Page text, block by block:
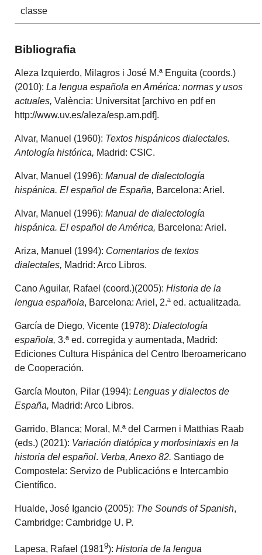
classe
Bibliografia
Aleza Izquierdo, Milagros i José M.ª Enguita (coords.)
(2010):La lengua española en América: normas y usos
actuales,València: Universitat [archivo en pdf en
http://www.uv.es/aleza/esp.am.pdf].
Alvar, Manuel (1960): Textos hispánicos dialectales.
Antología histórica, Madrid: CSIC.
Alvar, Manuel (1996):Manual de dialectología
hispánica. El español de España, Barcelona: Ariel.
Alvar, Manuel (1996):Manual de dialectología
hispánica. El español de América, Barcelona: Ariel.
Ariza, Manuel (1994): Comentarios de textos
dialectales, Madrid: Arco Libros.
Cano Aguilar, Rafael (coord.)(2005):Historia de la
lengua española, Barcelona: Ariel, 2.ª ed. actualitzada.
García de Diego, Vicente (1978):Dialectología
española,3.ª ed. corregida y aumentada, Madrid:
Ediciones Cultura Hispánica del Centro Iberoamericano
de Cooperación.
García Mouton, Pilar (1994):Lenguas y dialectos de
España, Madrid: Arco Libros.
Garrido, Blanca; Moral, M.ª del Carmen i Matthias Raab
(eds.) (2021): Variación diatópica y morfosintaxis en la
historia del español. Verba, Anexo 82. Santiago de
Compostela: Servizo de Publicacións e Intercambio
Científico.
Hualde, José Igancio (2005): The Sounds of Spanish,
Cambridge: Cambridge U. P.
Lapesa, Rafael (19819):Historia de la lengua